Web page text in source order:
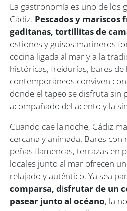
La gastronomía es uno de los
Cádiz. Pescados y mariscos
gaditanas, tortillitas de
ostiones y guisos marineros
cocina ligada al mar y a la
históricas, freidurías, bares
contemporáneos conviven
donde el tapeo se disfruta sin
acompañado del acento y la
Cuando cae la noche, Cádiz
cercana y animada. Bares con
peñas flamencas, terrazas en
locales junto al mar ofrecen
relajado y auténtico. Ya sea
comparsa, disfrutar de un
pasear junto al océano, la